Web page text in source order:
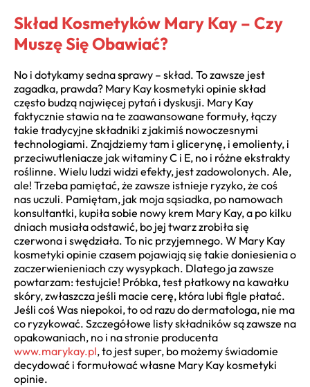
Skład Kosmetyków Mary Kay – Czy
Muszę Się Obawiać?
No i dotykamy sedna sprawy – skład. To zawsze jest
zagadka, prawda? Mary Kay kosmetyki opinie skład
często budzą najwięcej pytań i dyskusji. Mary Kay
faktycznie stawia na te zaawansowane formuły, łączy
takie tradycyjne składniki z jakimiś nowoczesnymi
technologiami. Znajdziemy tam i glicerynę, i emolienty, i
przeciwutleniacze jak witaminy C i E, no i różne ekstrakty
roślinne. Wielu ludzi widzi efekty, jest zadowolonych. Ale,
ale! Trzeba pamiętać, że zawsze istnieje ryzyko, że coś
nas uczuli. Pamiętam, jak moja sąsiadka, po namowach
konsultantki, kupiła sobie nowy krem Mary Kay, a po kilku
dniach musiała odstawić, bo jej twarz zrobiła się
czerwona i swędziała. To nic przyjemnego. W Mary Kay
kosmetyki opinie czasem pojawiają się takie doniesienia o
zaczerwienieniach czy wysypkach. Dlatego ja zawsze
powtarzam: testujcie! Próbka, test płatkowy na kawałku
skóry, zwłaszcza jeśli macie cerę, która lubi figle płatać.
Jeśli coś Was niepokoi, to od razu do dermatologa, nie ma
co ryzykować. Szczegółowe listy składników są zawsze na
opakowaniach, no i na stronie producenta
www.marykay.pl, to jest super, bo możemy świadomie
decydować i formułować własne Mary Kay kosmetyki
opinie.